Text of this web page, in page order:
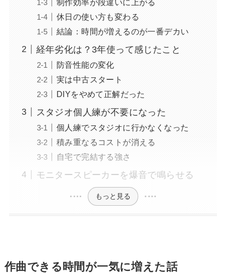
制作効率が段違いに上がる
休日の使い方も変わる
結論：時間が増えるのが一番デカい
経年劣化は？3年使って感じたこと
防音性能の変化
実は中古スタート
DIYをやめて正解だった
スタジオ個人練が不要になった
個人練でスタジオに行かなくなった
積み重なるコストが消える
自宅で完結する強さ
モニタースピーカーを爆音で鳴らせる
もっと見る
作曲できる時間が一気に増えた話